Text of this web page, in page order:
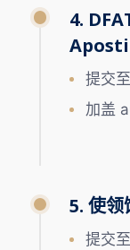
4.
提交至
加盖
5. 使
提交